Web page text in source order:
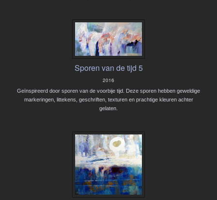
Sporen van de tijd 5
2016
Geïnspireerd door sporen van de voorbije tijd. Deze sporen hebben geweldige
markeringen, littekens, geschriften, texturen en prachtige kleuren achter
gelaten.